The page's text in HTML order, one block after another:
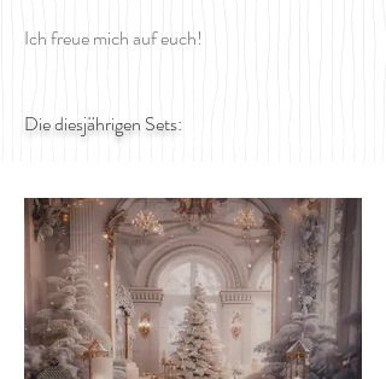
Ich freue mich auf euch!
Die diesjährigen Sets: